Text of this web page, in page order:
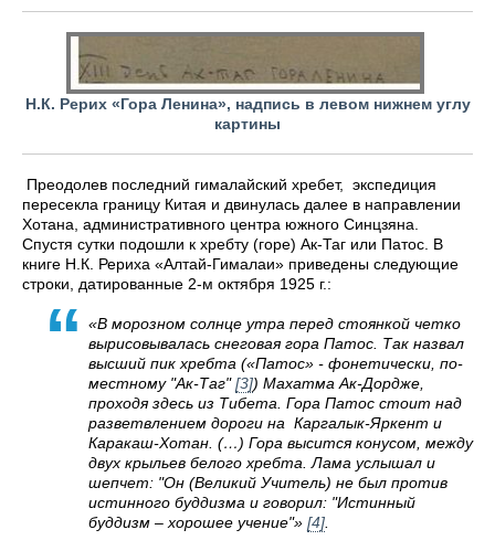
Н.К. Рерих «Гора Ленина», надпись в левом нижнем углу
картины
Преодолев последний гималайский хребет, экспедиция
пересекла границу Китая и двинулась далее в направлении
Хотана, административного центра южного Синцзяна.
Спустя сутки подошли к хребту (горе) Ак-Таг или Патос. В
книге Н.К. Рериха «Алтай-Гималаи» приведены следующие
строки, датированные 2-м октября 1925 г.:
«В морозном солнце утра перед стоянкой четко
вырисовывалась снеговая гора Патос. Так назвал
высший пик хребта («Патос» - фонетически, по-
местному "Ак-Таг"[3]) Махатма Ак-Дордже,
проходя здесь из Тибета. Гора Патос стоит над
разветвлением дороги на Каргалык-Яркент и
Каракаш-Хотан. (…) Гора высится конусом, между
двух крыльев белого хребта. Лама услышал и
шепчет: "Он (Великий Учитель) не был против
истинного буддизма и говорил: "Истинный
буддизм – хорошее учение"» [4]